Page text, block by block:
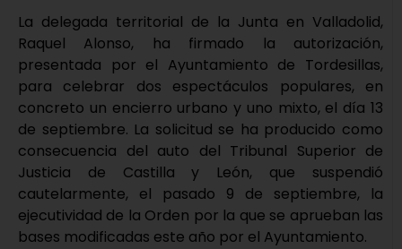
La delegada territorial de la Junta en Valladolid,
Raquel Alonso, ha firmado la autorización,
presentada por el Ayuntamiento de Tordesillas,
para celebrar dos espectáculos populares, en
concreto un encierro urbano y uno mixto, el día 13
de septiembre. La solicitud se ha producido como
consecuencia del auto del Tribunal Superior de
Justicia de Castilla y León, que suspendió
cautelarmente, el pasado 9 de septiembre, la
ejecutividad de la Orden por la que se aprueban las
bases modificadas este año por el Ayuntamiento.